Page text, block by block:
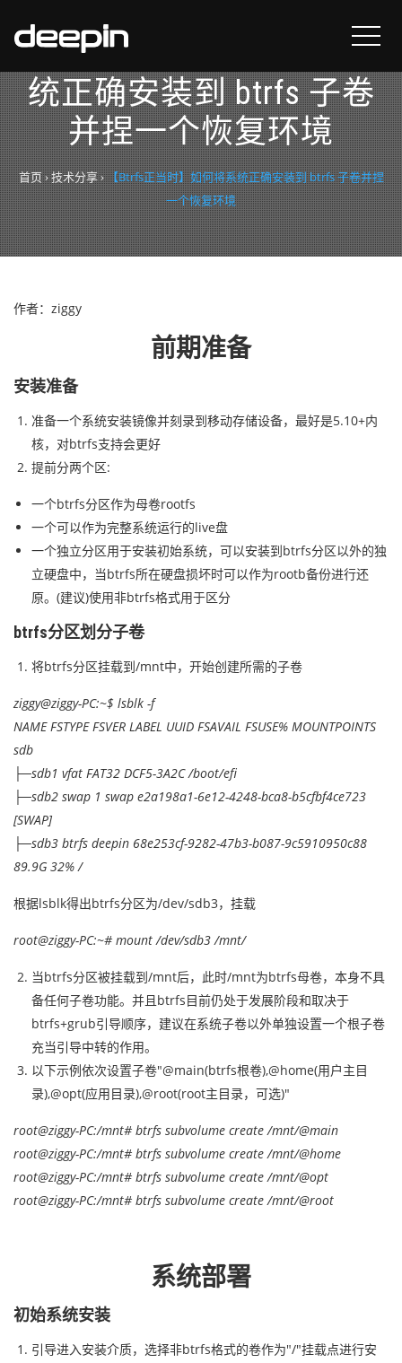
【Btrfs正当时】如何将系
统正确安装到 btrfs 子卷
并捏一个恢复环境
首页›技术分享›【Btrfs正当时】如何将系统正确安装到 btrfs 子卷并捏
一个恢复环境
作者：ziggy
前期准备
安装准备
准备一个系统安装镜像并刻录到移动存储设备，最好是5.10+内
核，对btrfs支持会更好
提前分两个区:
一个btrfs分区作为母卷rootfs
一个可以作为完整系统运行的live盘
一个独立分区用于安装初始系统，可以安装到btrfs分区以外的独
立硬盘中，当btrfs所在硬盘损坏时可以作为rootb备份进行还
原。(建议)使用非btrfs格式用于区分
btrfs分区划分子卷
将btrfs分区挂载到/mnt中，开始创建所需的子卷
ziggy@ziggy-PC:~$ lsblk -f
NAME FSTYPE FSVER LABEL UUID FSAVAIL FSUSE% MOUNTPOINTS
sdb
├─sdb1 vfat FAT32 DCF5-3A2C /boot/efi
├─sdb2 swap 1 swap e2a198a1-6e12-4248-bca8-b5cfbf4ce723
[SWAP]
├─sdb3 btrfs deepin 68e253cf-9282-47b3-b087-9c5910950c88
89.9G 32% /
根据lsblk得出btrfs分区为/dev/sdb3，挂载
root@ziggy-PC:~# mount/dev/sdb3/mnt/
当btrfs分区被挂载到/mnt后，此时/mnt为btrfs母卷，本身不具
备任何子卷功能。并且btrfs目前仍处于发展阶段和取决于
btrfs+grub引导顺序，建议在系统子卷以外单独设置一个根子卷
充当引导中转的作用。
以下示例依次设置子卷"@main(btrfs根卷),@home(用户主目
录),@opt(应用目录),@root(root主目录，可选)"
root@ziggy-PC:/mnt# btrfs subvolume create /mnt/@main
root@ziggy-PC:/mnt# btrfs subvolume create /mnt/@home
root@ziggy-PC:/mnt# btrfs subvolume create /mnt/@opt
root@ziggy-PC:/mnt# btrfs subvolume create /mnt/@root
系统部署
初始系统安装
引导进入安装介质，选择非btrfs格式的卷作为"/"挂载点进行安